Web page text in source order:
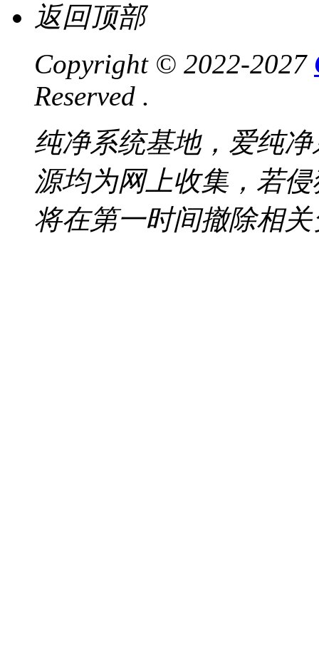
返回顶部
Copyright © 2022-2027
Reserved .
纯净系统基地，爱纯
源均为网上收集，若
将在第一时间撤除相